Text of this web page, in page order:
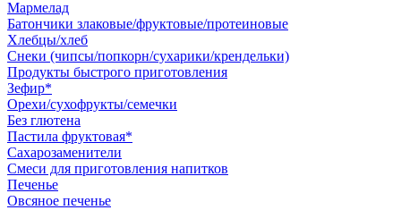
Мармелад
Батончики злаковые/фруктовые/протеиновые
Хлебцы/хлеб
Снеки (чипсы/попкорн/сухарики/крендельки)
Продукты быстрого приготовления
Зефир*
Орехи/сухофрукты/семечки
Без глютена
Пастила фруктовая*
Сахарозаменители
Смеси для приготовления напитков
Печенье
Овсяное печенье